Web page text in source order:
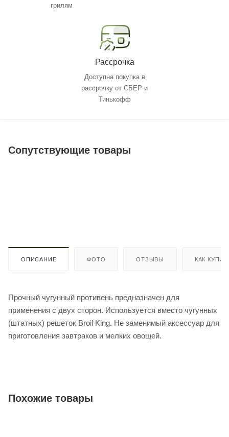
грилям
Рассрочка
Доступна покупка в
рассрочку от СБЕР и
Тинькофф
Сопутствующие товары
ОПИСАНИЕ ФОТО ОТЗЫВЫ КАК
Прочный чугунный противень предназначен для
применения с двух сторон. Используется вместо чугунных
(штатных) решеток Broil King. Не заменимый аксессуар для
приготовления завтраков и мелких овощей.
Похожие товары